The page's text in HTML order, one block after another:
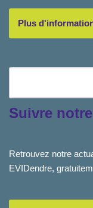
Plus
Suivre
Retrouvez notre
EVIDendre,